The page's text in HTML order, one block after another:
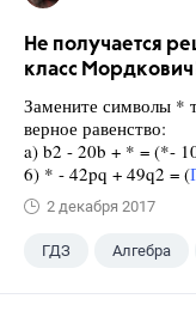
Не получается
класс
Замените символы *
верное равенство:
a) b2 - 20b + * = (*-
6) * - 42pq + 49q2 = (
2 декабря 2017
ГДЗ Алгебра